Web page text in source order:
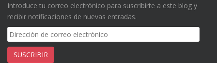
Introduce tu correo electrónico para suscribirte a este blog y
recibir notificaciones de nuevas entradas.
Dirección
de
correo
SUSCRIBIR